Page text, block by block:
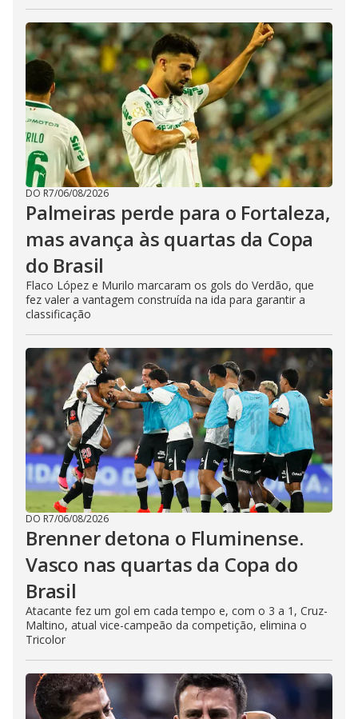
DO R7/06/08/2026
Palmeiras perde para o Fortaleza,
mas avança às quartas da Copa
do Brasil
Flaco López e Murilo marcaram os gols do Verdão, que
fez valer a vantagem construída na ida para garantir a
classificação
DO R7/06/08/2026
Brenner detona o Fluminense.
Vasco nas quartas da Copa do
Brasil
Atacante fez um gol em cada tempo e, com o 3 a 1, Cruz-
Maltino, atual vice-campeão da competição, elimina o
Tricolor